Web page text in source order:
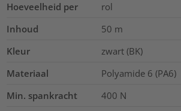
Hoeveelheid per
rol
Inhoud
50 m
Kleur
zwart (BK)
Materiaal
Polyamide 6 (PA6)
Min. spankracht
400 N